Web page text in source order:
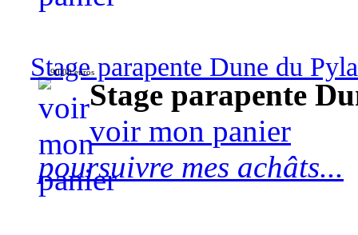
Stage parapente Dune du
90,00 euros
Stage parapente
voir mon panier
poursuivre mes achâts...